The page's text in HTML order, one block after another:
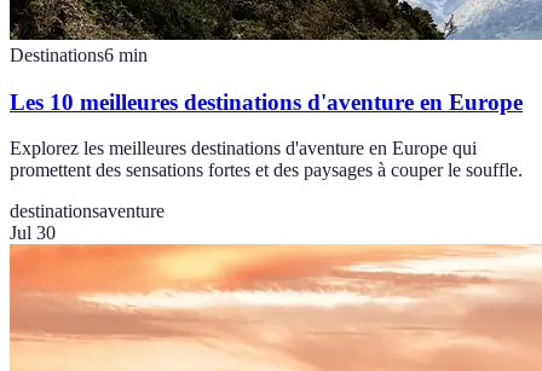
Destinations6 min
Les 10 meilleures destinations d'aventure en Europe
Explorez les meilleures destinations d'aventure en Europe qui
promettent des sensations fortes et des paysages à couper le souffle.
destinationsaventure
Jul 30